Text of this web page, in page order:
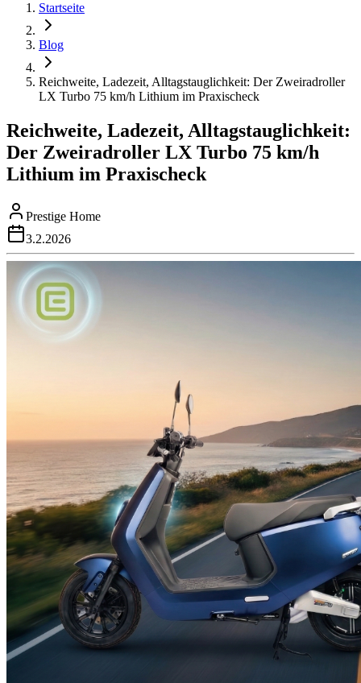
Startseite
Blog
Reichweite, Ladezeit, Alltagstauglichkeit: Der Zweiradroller
LX Turbo 75 km/h Lithium im Praxischeck
Reichweite, Ladezeit, Alltagstauglichkeit:
Der Zweiradroller LX Turbo 75 km/h
Lithium im Praxischeck
Prestige Home
3.2.2026